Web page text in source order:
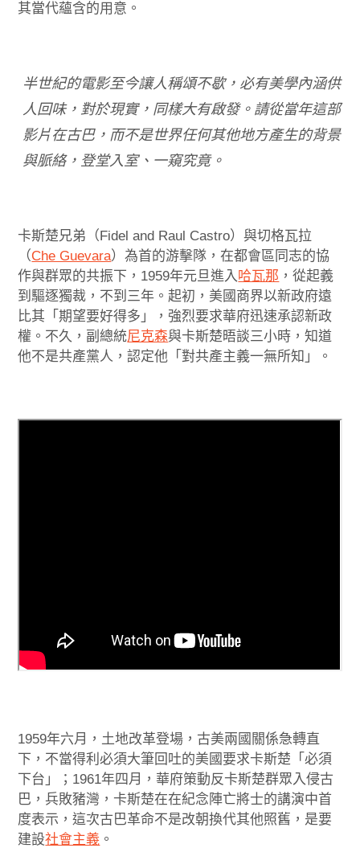
其當代蘊含的用意。
半世紀的電影至今讓人稱頌不歇，必有美學內涵供
人回味，對於現實，同樣大有啟發。請從當年這部
影片在古巴，而不是世界任何其他地方產生的背景
與脈絡，登堂入室、一窺究竟。
卡斯楚兄弟（Fidel and Raul Castro）與切格瓦拉
（Che Guevara）為首的游擊隊，在都會區同志的協
作與群眾的共振下，1959年元旦進入哈瓦那 ，從起義
到驅逐獨裁，不到三年。起初，美國商界以新政府遠
比其「期望要好得多」，強烈要求華府迅速承認新政
權。不久，副總統尼克森與卡斯楚晤談三小時，知道
他不是共產黨人，認定他「對共產主義一無所知」。
1959年六月，土地改革登場，古美兩國關係急轉直
下，不當得利必須大筆回吐的美國要求卡斯楚「必須
下台」；1961年四月，華府策動反卡斯楚群眾入侵古
巴，兵敗豬灣，卡斯楚在在紀念陣亡將士的講演中首
度表示，這次古巴革命不是改朝換代其他照舊，是要
建設社會主義 。